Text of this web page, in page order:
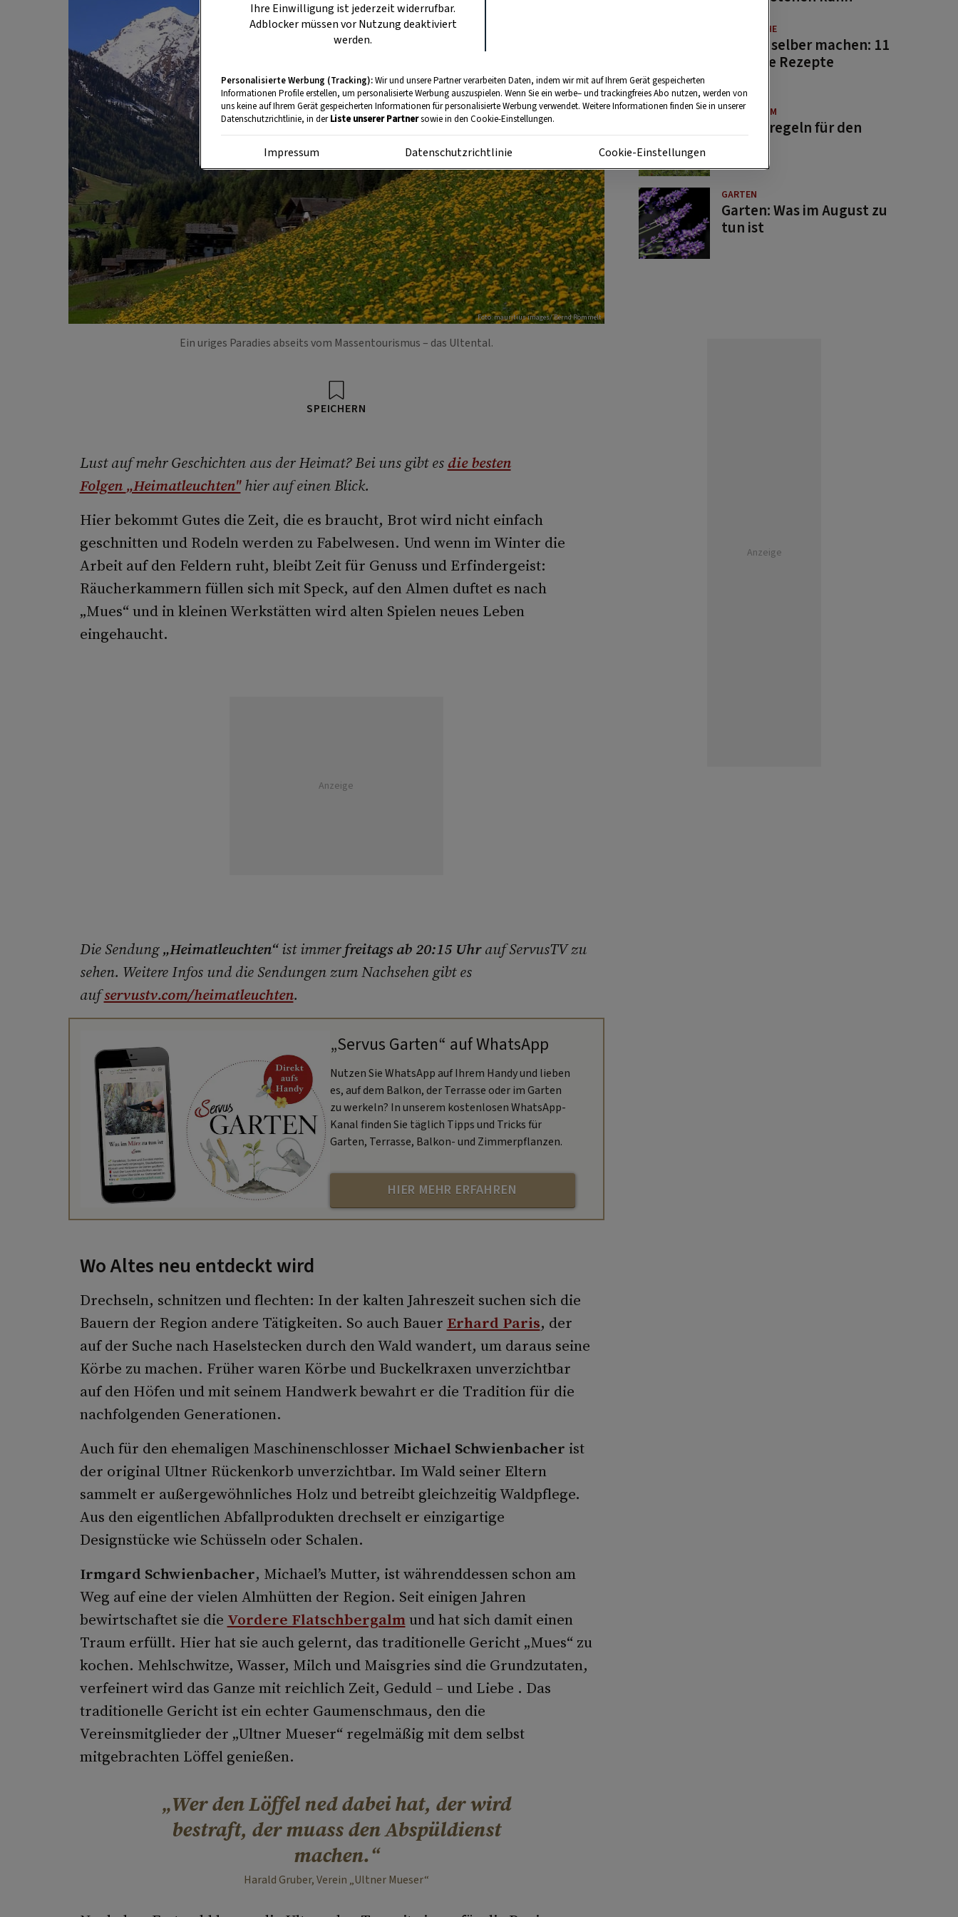
Foto: mauritius images/ Bernd Römmelt
Ein uriges Paradies abseits vom Massentourismus – das Ultental.
SPEICHERN
Lust auf mehr Geschichten aus der Heimat? Bei uns gibt es die besten
Folgen „Heimatleuchten" hier auf einen Blick.
Hier bekommt Gutes die Zeit, die es braucht, Brot wird nicht einfach
geschnitten und Rodeln werden zu Fabelwesen. Und wenn im Winter die
Arbeit auf den Feldern ruht, bleibt Zeit für Genuss und Erfindergeist:
Räucherkammern füllen sich mit Speck, auf den Almen duftet es nach
„Mues“ und in kleinen Werkstätten wird alten Spielen neues Leben
eingehaucht.
Anzeige
Die Sendung„Heimatleuchten“ist immerfreitags ab 20:15 Uhrauf ServusTV zu
sehen. Weitere Infos und die Sendungen zum Nachsehen gibt es
aufservustv.com/heimatleuchten.
„Servus Garten“ auf WhatsApp
Nutzen Sie WhatsApp auf Ihrem Handy und lieben
es, auf dem Balkon, der Terrasse oder im Garten
zu werkeln? In unserem kostenlosen WhatsApp-
Kanal finden Sie täglich Tipps und Tricks für
Garten, Terrasse, Balkon- und Zimmerpflanzen.
HIER MEHR ERFAHREN
Wo Altes neu entdeckt wird
Drechseln, schnitzen und flechten: In der kalten Jahreszeit suchen sich die
Bauern der Region andere Tätigkeiten. So auch Bauer Erhard Paris, der
auf der Suche nach Haselstecken durch den Wald wandert, um daraus seine
Körbe zu machen. Früher waren Körbe und Buckelkraxen unverzichtbar
auf den Höfen und mit seinem Handwerk bewahrt er die Tradition für die
nachfolgenden Generationen.
Auch für den ehemaligen Maschinenschlosser Michael Schwienbacher ist
der original Ultner Rückenkorb unverzichtbar. Im Wald seiner Eltern
sammelt er außergewöhnliches Holz und betreibt gleichzeitig Waldpflege.
Aus den eigentlichen Abfallprodukten drechselt er einzigartige
Designstücke wie Schüsseln oder Schalen.
Irmgard Schwienbacher, Michael’s Mutter, ist währenddessen schon am
Weg auf eine der vielen Almhütten der Region. Seit einigen Jahren
bewirtschaftet sie die Vordere Flatschbergalmund hat sich damit einen
Traum erfüllt. Hier hat sie auch gelernt, das traditionelle Gericht „Mues“ zu
kochen. Mehlschwitze, Wasser, Milch und Maisgries sind die Grundzutaten,
verfeinert wird das Ganze mit reichlich Zeit, Geduld – und Liebe . Das
traditionelle Gericht ist ein echter Gaumenschmaus, den die
Vereinsmitglieder der „Ultner Mueser“ regelmäßig mit dem selbst
mitgebrachten Löffel genießen.
Wer den Löffel ned dabei hat, der wird
bestraft, der muass den Abspüldienst
machen.
Harald Gruber, Verein „Ultner Mueser“
GUTE KÜCHE
Saucen selber machen: 11
beliebte Rezepte
BRAUCHTUM
Bauernregeln für den
GARTEN
Garten: Was im August zu
tun ist
Anzeige
Ihre Einwilligung ist jederzeit widerrufbar.
Adblocker müssen vor Nutzung deaktiviert
werden.
Personalisierte Werbung (Tracking):Wir und unsere Partner verarbeiten Daten, indem wir mit auf Ihrem Gerät gespeicherten
Informationen Profile erstellen, um personalisierte Werbung auszuspielen. Wenn Sie ein werbe– und trackingfreies Abo nutzen, werden von
uns keine auf Ihrem Gerät gespeicherten Informationen für personalisierte Werbung verwendet. Weitere Informationen finden Sie in unserer
Datenschutzrichtlinie, in derListe unserer Partnersowie in den Cookie-Einstellungen.
Impressum Datenschutzrichtlinie Cookie-Einstellungen